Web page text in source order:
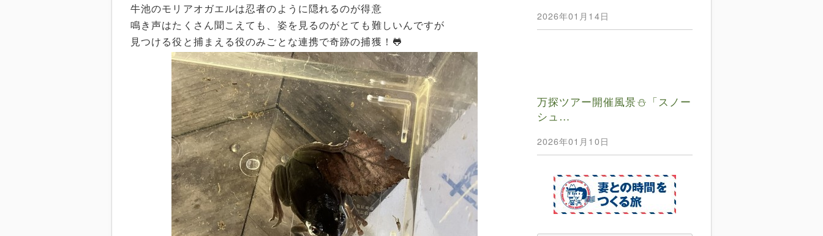
牛池のモリアオガエルは忍者のように隠れるのが得意
鳴き声はたくさん聞こえても、姿を見るのがとても難しいんですが
見つける役と捕まえる役のみごとな連携で奇跡の捕獲！🐸
2026年01月14日
万探ツアー開催風景⛄️「スノー
シュ…
2026年01月10日